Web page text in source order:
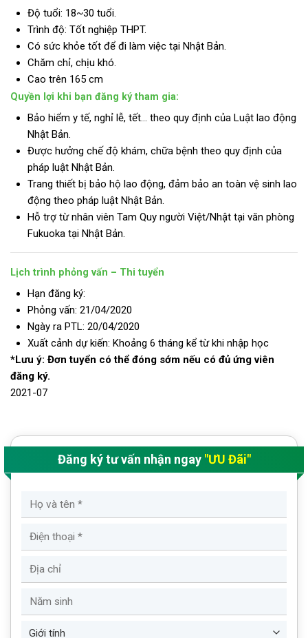
Độ tuổi: 18~30 tuổi.
Trình độ: Tốt nghiệp THPT.
Có sức khỏe tốt để đi làm việc tại Nhật Bản.
Chăm chỉ, chịu khó.
Cao trên 165 cm
Quyền lợi khi bạn đăng ký tham gia:
Bảo hiểm y tế, nghỉ lễ, tết… theo quy định của Luật lao động
Nhật Bản.
Được hưởng chế độ khám, chữa bệnh theo quy định của
pháp luật Nhật Bản.
Trang thiết bị bảo hộ lao động, đảm bảo an toàn vệ sinh lao
động theo pháp luật Nhật Bản.
Hỗ trợ từ nhân viên Tam Quy người Việt/Nhật tại văn phòng
Fukuoka tại Nhật Bản.
Lịch trình phỏng vấn – Thi tuyển
Hạn đăng ký:
Phỏng vấn: 21/04/2020
Ngày ra PTL: 20/04/2020
Xuất cảnh dự kiến: Khoảng 6 tháng kể từ khi nhập học
*Lưu ý: Đơn tuyển có thể đóng sớm nếu có đủ ứng viên
đăng ký.
2021-07
Đăng ký tư vấn nhận ngay "ƯU Đãi"